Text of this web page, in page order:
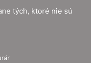
tých, ktoré nie sú